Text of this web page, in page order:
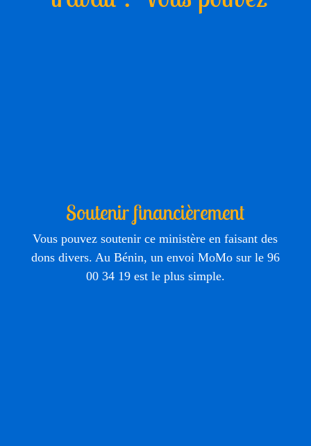
Soutenir financièrement
Vous pouvez soutenir ce ministère en faisant des
dons divers. Au Bénin, un envoi MoMo sur le 96
00 34 19 est le plus simple.